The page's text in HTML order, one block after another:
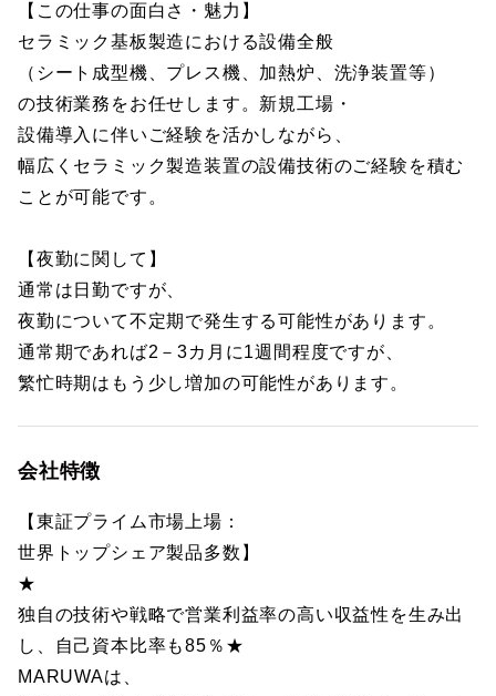
【この仕事の面白さ・魅力】
セラミック基板製造における設備全般
（シート成型機、プレス機、加熱炉、洗浄装置等）
の技術業務をお任せします。新規工場・
設備導入に伴いご経験を活かしながら、
幅広くセラミック製造装置の設備技術のご経験を積む
ことが可能です。
【夜勤に関して】
通常は日勤ですが、
夜勤について不定期で発生する可能性があります。
通常期であれば2－3カ月に1週間程度ですが、
繁忙時期はもう少し増加の可能性があります。
会社特徴
【東証プライム市場上場：
世界トップシェア製品多数】
★
独自の技術や戦略で営業利益率の高い収益性を生み出
し、自己資本比率も85％★
MARUWAは、